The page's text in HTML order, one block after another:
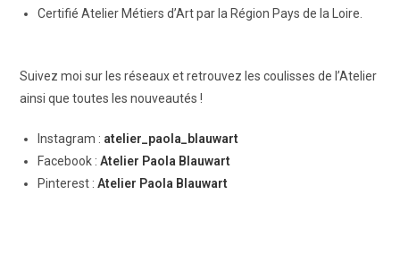
Certifié Atelier Métiers d’Art par la Région Pays de la Loire.
Suivez moi sur les réseaux et retrouvez les coulisses de l’Atelier
ainsi que toutes les nouveautés !
Instagram : atelier_paola_blauwart
Facebook :Atelier Paola Blauwart
Pinterest :Atelier Paola Blauwart